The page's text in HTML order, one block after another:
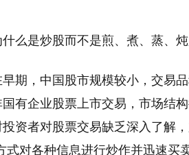
什么是炒股而不是煎、煮、蒸、
早期，中国股市规模较小，交易
国有企业股票上市交易，市场结
资者对股票交易缺乏深入了解
式对各种信息进行炒作并迅速买